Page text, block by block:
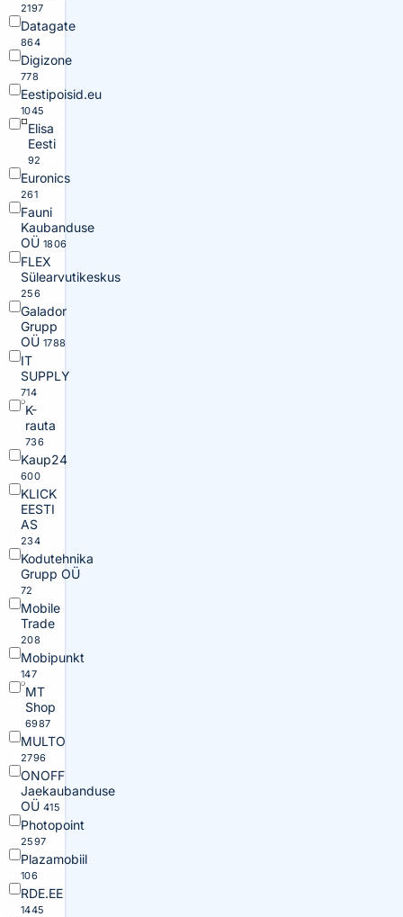
2197
Datagate
864
Digizone
778
Eestipoisid.eu
1045
Elisa
Eesti
92
Euronics
261
Fauni
Kaubanduse
OÜ 1806
FLEX
Sülearvutikeskus
256
Galador
Grupp
OÜ 1788
IT
SUPPLY
714
K-
rauta
736
Kaup24
600
KLICK
EESTI
AS
234
Kodutehnika
Grupp OÜ
72
Mobile
Trade
208
Mobipunkt
147
MT
Shop
6987
MULTO
2796
ONOFF
Jaekaubanduse
OÜ 415
Photopoint
2597
Plazamobiil
106
RDE.EE
1445